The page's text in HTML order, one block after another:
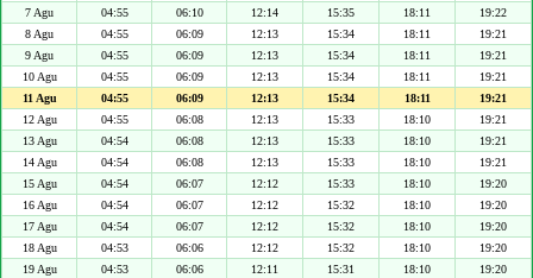
7 Agu
04:55 06:10 12:14 15:35 18:11
19:22
8 Agu
04:55 06:09 12:13 15:34 18:11
19:21
9 Agu
04:55 06:09 12:13 15:34 18:11
19:21
10 Agu
04:55 06:09 12:13 15:34 18:11
19:21
11 Agu
04:55 06:09 12:13 15:34 18:11
19:21
12 Agu
04:55 06:08 12:13 15:33 18:10
19:21
13 Agu
04:54 06:08 12:13 15:33 18:10
19:21
14 Agu
04:54 06:08 12:13 15:33 18:10
19:21
15 Agu
04:54 06:07 12:12 15:33 18:10
19:20
16 Agu
04:54 06:07 12:12 15:32 18:10
19:20
17 Agu
04:54 06:07 12:12 15:32 18:10
19:20
18 Agu
04:53 06:06 12:12 15:32 18:10
19:20
19 Agu
04:53 06:06 12:11 15:31 18:10
19:20